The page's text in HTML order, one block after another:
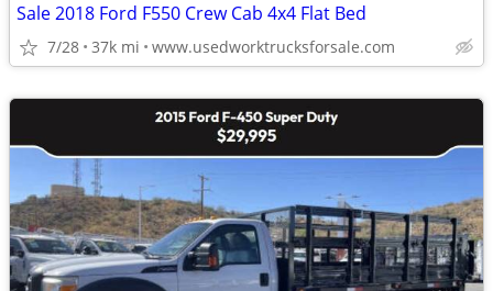
Sale 2018 Ford F550 Crew Cab 4x4 Flat Bed
7/28 37k mi www.usedworktrucksforsale.com